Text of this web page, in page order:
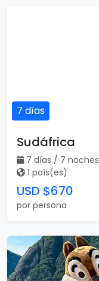
7 días
Sudáfrica
7 días / 7 noches
1 país(es)
USD $670
por persona